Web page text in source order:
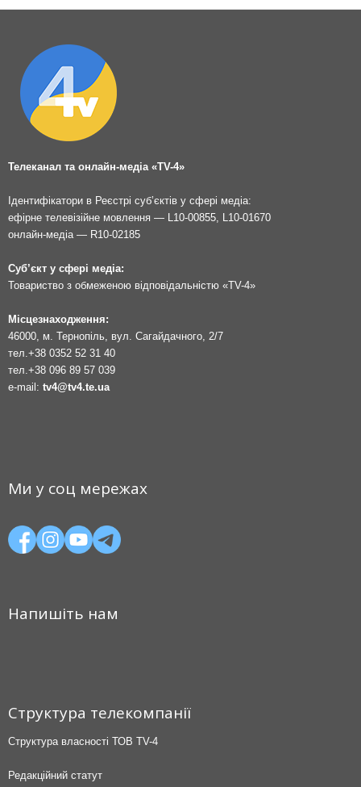
Телеканал та онлайн-медіа «TV-4»
Ідентифікатори в Реєстрі суб’єктів у сфері медіа:
ефірне телевізійне мовлення — L10-00855, L10-01670
онлайн-медіа — R10-02185
Суб’єкт у сфері медіа:
Товариство з обмеженою відповідальністю «TV-4»
Місцезнаходження:
46000, м. Тернопіль, вул. Сагайдачного, 2/7
тел. +38 0352 52 31 40
тел. +38 096 89 57 039
e-mail: tv4@tv4.te.ua
Ми у соц мережах
Напишіть нам
Структура телекомпанії
Структура власності ТОВ TV-4
Редакційний статут